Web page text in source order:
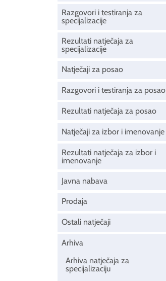
Razgovori i testiranja za
specijalizacije
Rezultati natječaja za
specijalizacije
Natječaji za posao
Razgovori i testiranja za posao
Rezultati natječaja za posao
Natječaji za izbor i imenovanje
Rezultati natječaja za izbor i
imenovanje
Javna nabava
Prodaja
Ostali natječaji
Arhiva
Arhiva natječaja za
specijalizaciju